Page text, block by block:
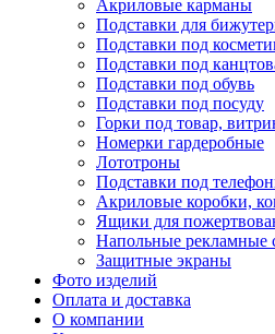
Акриловые карманы
Подставки для
Подставки под
Подставки под
Подставки под обувь
Подставки под посуду
Горки под товар,
Номерки гардеробные
Лототроны
Подставки под
Акриловые коробки,
Ящики для
Напольные рекламные
Защитные экраны
Фото изделий
Оплата и доставка
О компании